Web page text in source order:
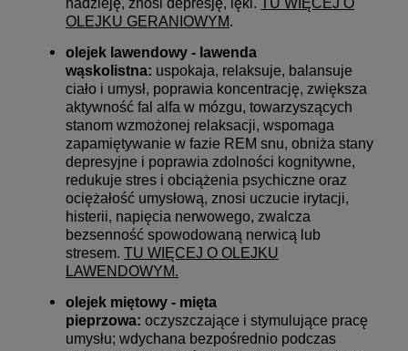
nadzieję, znosi depresję, lęki.
TU WIĘCEJ O
OLEJKU GERANIOWYM.
olejek lawendowy - lawenda
wąskolistna: uspokaja, relaksuje, balansuje
ciało i umysł, poprawia koncentrację, zwiększa
aktywność fal alfa w mózgu, towarzyszących
stanom wzmożonej relaksacji, wspomaga
zapamiętywanie w fazie REM snu, obniża stany
depresyjne i poprawia zdolności kognitywne,
redukuje stres i obciążenia psychiczne oraz
ociężałość umysłową, znosi uczucie irytacji,
histerii, napięcia nerwowego, zwalcza
bezsenność spowodowaną nerwicą lub
stresem. TU WIĘCEJ O OLEJKU
LAWENDOWYM.
olejek miętowy - mięta
pieprzowa: oczyszczające i stymulujące pracę
umysłu; wdychana bezpośrednio podczas